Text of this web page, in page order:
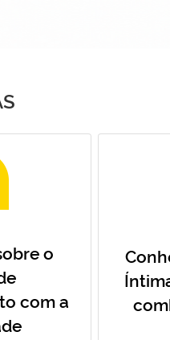
o
com a